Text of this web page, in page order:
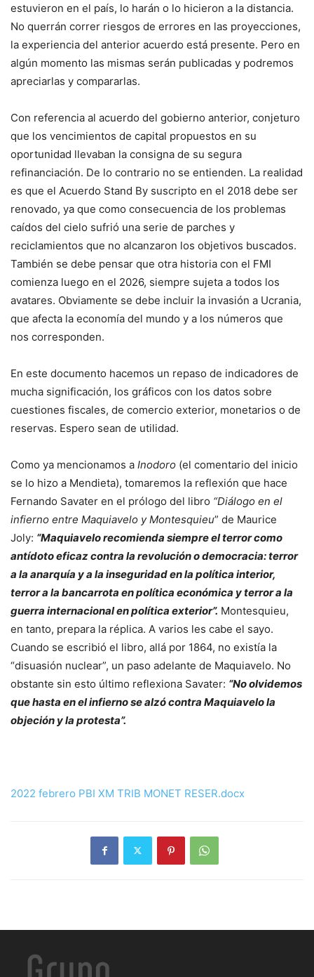
estuvieron en el país, lo harán o lo hicieron a la distancia.
No querrán correr riesgos de errores en las proyecciones,
la experiencia del anterior acuerdo está presente. Pero en
algún momento las mismas serán publicadas y podremos
apreciarlas y compararlas.
Con referencia al acuerdo del gobierno anterior, conjeturo
que los vencimientos de capital propuestos en su
oportunidad llevaban la consigna de su segura
refinanciación. De lo contrario no se entienden. La realidad
es que el Acuerdo Stand By suscripto en el 2018 debe ser
renovado, ya que como consecuencia de los problemas
caídos del cielo sufrió una serie de parches y
reciclamientos que no alcanzaron los objetivos buscados.
También se debe pensar que otra historia con el FMI
comienza luego en el 2026, siempre sujeta a todos los
avatares. Obviamente se debe incluir la invasión a Ucrania,
que afecta la economía del mundo y a los números que
nos corresponden.
En este documento hacemos un repaso de indicadores de
mucha significación, los gráficos con los datos sobre
cuestiones fiscales, de comercio exterior, monetarios o de
reservas. Espero sean de utilidad.
Como ya mencionamos a Inodoro (el comentario del inicio
se lo hizo a Mendieta), tomaremos la reflexión que hace
Fernando Savater en el prólogo del libro “Diálogo en el
infierno entre Maquiavelo y Montesquieu” de Maurice
Joly: “Maquiavelo recomienda siempre el terror como
antídoto eficaz contra la revolución o democracia: terror
a la anarquía y a la inseguridad en la política interior,
terror a la bancarrota en política económica y terror a la
guerra internacional en política exterior”. Montesquieu,
en tanto, prepara la réplica. A varios les cabe el sayo.
Cuando se escribió el libro, allá por 1864, no existía la
“disuasión nuclear”, un paso adelante de Maquiavelo. No
obstante sin esto último reflexiona Savater: “No olvidemos
que hasta en el infierno se alzó contra Maquiavelo la
objeción y la protesta”.
2022 febrero PBI XM TRIB MONET RESER.docx